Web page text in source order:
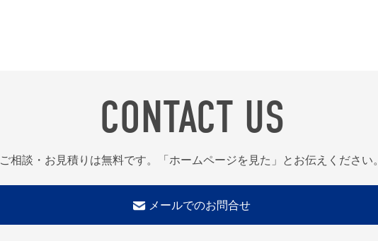
CONTACT US
ご相談・お見積りは無料です。「ホームページを見た」とお伝えください。
メールでのお問合せ